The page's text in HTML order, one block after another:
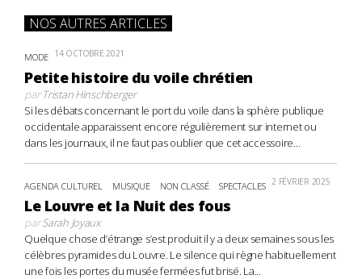
NOS AUTRES ARTICLES
MODE 14 OCTOBRE 2021
Petite histoire du voile chrétien
parTristan Hinschberger
Si les débats concernant le port du voile dans la sphère publique
occidentale apparaissent encore régulièrement sur internet ou
dans les journaux, il ne faut pas oublier que cet accessoire...
AGENDA CULTUREL MUSIQUE NON CLASSÉ SPECTACLES 2 FÉVRIER 2025
Le Louvre et la Nuit des fous
parSarah Joyaux
Quelque chose d’étrange s’est produit il y a deux semaines sous les
célèbres pyramides du Louvre. Le silence qui règne habituellement
une fois les portes du musée fermées fut brisé. La...